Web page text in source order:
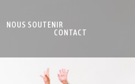
NOUS SOUTENIR
CONTACT